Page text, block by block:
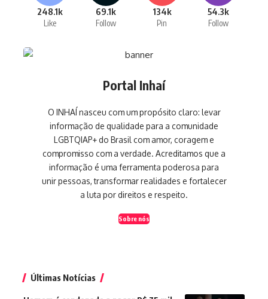
248.1k
Like
69.1k
Follow
134k
Pin
54.3k
Follow
Portal Inhaí
O INHAÍ nasceu com um propósito claro: levar
informação de qualidade para a comunidade
LGBTQIAP+ do Brasil com amor, coragem e
compromisso com a verdade. Acreditamos que a
informação é uma ferramenta poderosa para
unir pessoas, transformar realidades e fortalecer
a luta por direitos e respeito.
Sobre nós
Últimas Notícias